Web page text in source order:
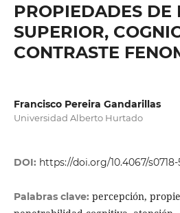
PROPIEDADES DE
SUPERIOR,
CONTRASTE
Francisco Pereira Gandarillas
Universidad Alberto Hurtado
DOI: https://doi.org/10.4067/
Palabras clave: percepción,